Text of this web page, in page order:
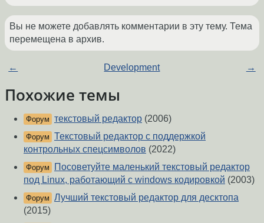
Вы не можете добавлять комментарии в эту тему. Тема
перемещена в архив.
← Development →
Похожие темы
Форум текстовый редактор (2006)
Форум Текстовый редактор с поддержкой
контрольных спецсимволов (2022)
Форум
Посоветуйте маленький текстовый редактор
под Linux, работающий с windows кодировкой (2003)
Форум Лучший текстовый редактор для десктопа
(2015)